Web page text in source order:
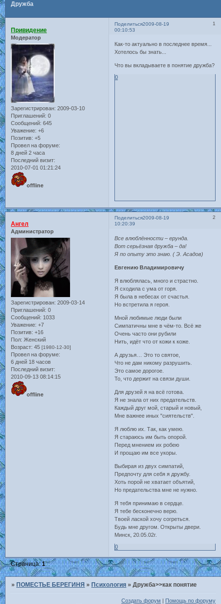
Дружба
Поделиться 1
2009-08-19
00:10:53
Привидение
Модератор
Зарегистрирован: 2009-03-10
Приглашений: 0
Сообщений: 645
Уважение: +6
Позитив: +5
Провел на форуме:
8 дней 2 часа
Последний визит:
2010-07-01 01:21:24
offline
Как-то актуально в последнее время...
Хотелось бы знать...
Что вы вкладываете в понятие дружба?
0
Поделиться 2
2009-08-19
10:20:39
Ангел
Администратор
Зарегистрирован: 2009-03-14
Приглашений: 0
Сообщений: 1033
Уважение: +7
Позитив: +16
Пол: Женский
Возраст: 45 [1980-12-30]
Провел на форуме:
6 дней 18 часов
Последний визит:
2010-09-13 08:14:15
offline
Все влюблённости – ерунда.
Вот серьёзная дружба – да!
Я по опыту это знаю. ( Э. Асадов)
Евгению Владимировичу
Я влюблялась, много и страстно.
Я сходила с ума от горя.
Я была в небесах от счастья.
Но встретила я героя.
Мной любимые люди были
Симпатичны мне в чём-то. Всё же
Очень часто они рубили
Нить, идёт что от кожи к коже.
А друзья… Это то святое,
Что не дам никому разрушить.
Это самое дорогое.
То, что держит на связи души.
Для друзей я на всё готова.
Я не знала от них предательств.
Каждый друг мой, старый и новый,
Мне важнее иных "сиятельств".
Я люблю их. Так, как умею.
Я стараюсь им быть опорой.
Перед мнением их робею
И прощаю им все укоры.
Выбирая из двух симпатий,
Предпочту для себя я дружбу.
Хоть порой не хватает объятий,
Но предательства мне не нужно.
Я тебя принимаю в сердце.
Я тебе бесконечно верю.
Твоей лаской хочу согреться.
Будь мне другом. Открыты двери.
Минск, 20.05.02г.
0
Страница:1
» ПОМЕСТЬЕ БЕРЕГИНЯ » Психология »Дружба>>как понятие
Создать форум | Помощь по форуму